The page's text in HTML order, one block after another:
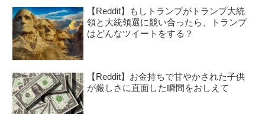
【Reddit】もしトランプがトランプ大統
領と大統領選に競い合ったら、トランプ
はどんなツイートをする？
【Reddit】お金持ちで甘やかされた子供
が厳しさに直面した瞬間をおしえて